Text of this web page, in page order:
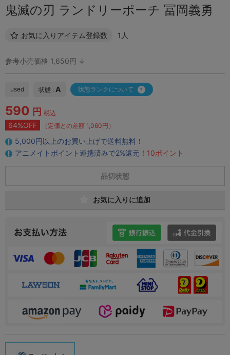
鬼滅の刃 ランドリーポーチ 冨岡義勇
お気に入りアイテム登録数 1人
参考小売価格 1,650円 ↓
used 状態 : A 状態ランクについて
590 円 税込
64%OFF （定価との差額 1,060円）
5,000円以上のお買い上げで送料無料！
アニメイトポイント連携済みで2%還元！ 10ポイント
品切状態
お気に入りに追加